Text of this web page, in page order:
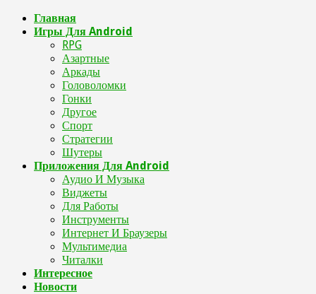
Главная
Игры Для Android
RPG
Азартные
Аркады
Головоломки
Гонки
Другое
Спорт
Стратегии
Шутеры
Приложения Для Android
Аудио И Музыка
Виджеты
Для Работы
Инструменты
Интернет И Браузеры
Мультимедиа
Читалки
Интересное
Новости